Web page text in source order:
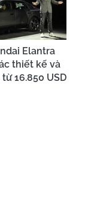
Elantra
thiết kế và
16.850 USD